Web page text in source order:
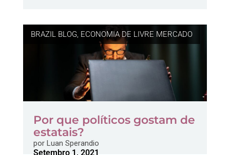
BRAZIL BLOG, ECONOMIA DE LIVRE MERCADO
Por que políticos gostam de
estatais?
porLuan Sperandio
Setembro 1, 2021